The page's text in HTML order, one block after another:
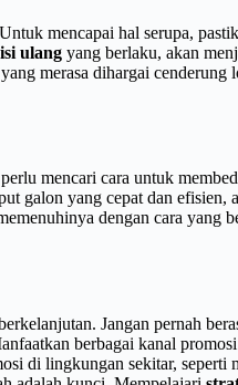
mencapai hal serupa,
ulang yang berlaku, akan
merasa dihargai
mencari cara untuk
galon yang cepat dan efisien,
dengan cara yang
Jangan pernah
berbagai kanal
di lingkungan sekitar, seperti